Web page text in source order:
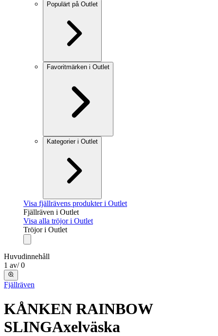
Populärt på Outlet
Favoritmärken i Outlet
Kategorier i Outlet
Visa fjällrävens produkter i Outlet
Fjällräven i Outlet
Visa alla tröjor i Outlet
Tröjor i Outlet
Huvudinnehåll
1 av/ 0
Fjällräven
KÅNKEN RAINBOW
SLINGAxelväska